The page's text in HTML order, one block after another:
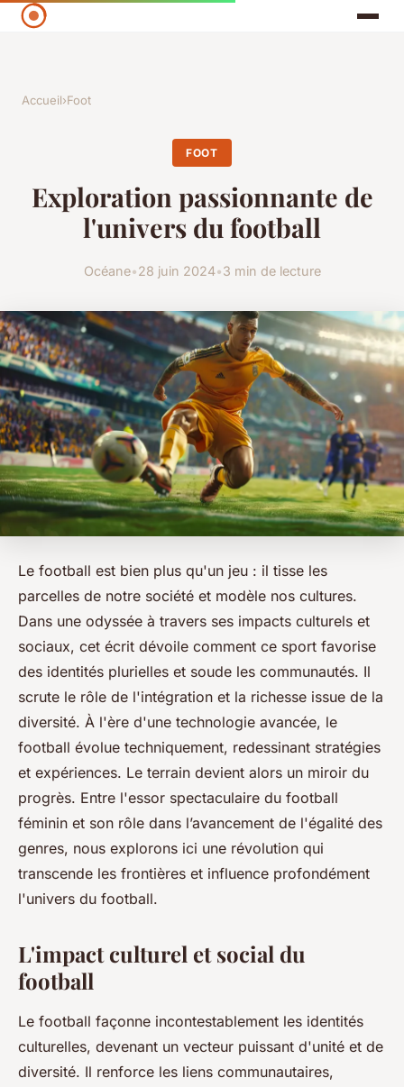
Accueil›Foot
FOOT
Exploration passionnante de
l'univers du football
Océane•28 juin 2024•3 min de lecture
Le football est bien plus qu'un jeu : il tisse les
parcelles de notre société et modèle nos cultures.
Dans une odyssée à travers ses impacts culturels et
sociaux, cet écrit dévoile comment ce sport favorise
des identités plurielles et soude les communautés. Il
scrute le rôle de l'intégration et la richesse issue de la
diversité. À l'ère d'une technologie avancée, le
football évolue techniquement, redessinant stratégies
et expériences. Le terrain devient alors un miroir du
progrès. Entre l'essor spectaculaire du football
féminin et son rôle dans l’avancement de l'égalité des
genres, nous explorons ici une révolution qui
transcende les frontières et influence profondément
l'univers du football.
L'impact culturel et social du
football
Le football façonne incontestablement les identités
culturelles, devenant un vecteur puissant d'unité et de
diversité. Il renforce les liens communautaires,